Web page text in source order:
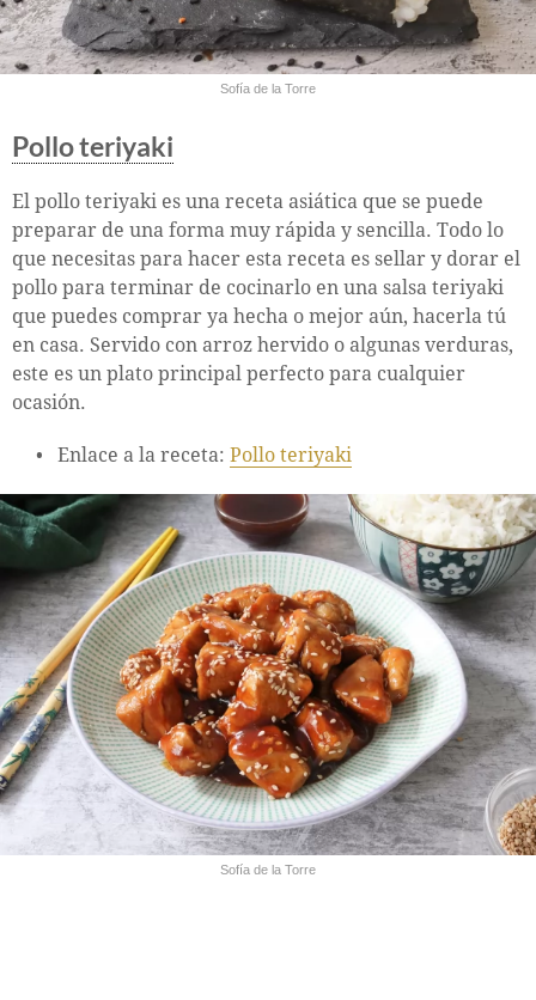
Sofía de la Torre
Pollo teriyaki
El pollo teriyaki es una receta asiática que se puede
preparar de una forma muy rápida y sencilla. Todo lo
que necesitas para hacer esta receta es sellar y dorar el
pollo para terminar de cocinarlo en una salsa teriyaki
que puedes comprar ya hecha o mejor aún, hacerla tú
en casa. Servido con arroz hervido o algunas verduras,
este es un plato principal perfecto para cualquier
ocasión.
Enlace a la receta: Pollo teriyaki
Sofía de la Torre